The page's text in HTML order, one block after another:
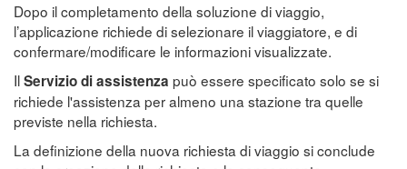
Dopo il completamento della soluzione di viaggio,
l’applicazione richiede di selezionare il viaggiatore, e di
confermare/modificare le informazioni visualizzate.
IlServizio di assistenza può essere specificato solo se si
richiede l'assistenza per almeno una stazione tra quelle
previste nella richiesta.
La definizione della nuova richiesta di viaggio si conclude